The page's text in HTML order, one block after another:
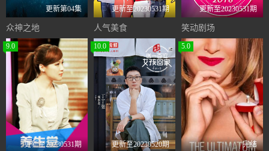
更新第04集
众神之地
更新至20230531期
人气美食
更新至20230531期
笑动剧场
9.0
更新至20230531期
10.0
更新至20230520期
5.0
完结